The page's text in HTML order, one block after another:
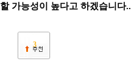
할 가능성이 높다고 하겠습니다..
3